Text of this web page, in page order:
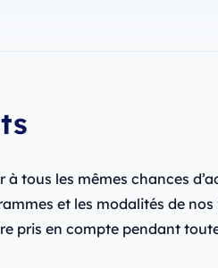
tous les mêmes chances
et les modalités de
pris en compte pendant